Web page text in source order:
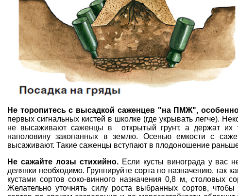
Не торопитесь с высадкой саженцев "на ПМЖ",
первых сигнальных кистей в школке (где укрывать легче).
не высаживают саженцы в открытый грунт, а держат их
наполовину закопанных в землю. Осенью емкости с
высаживают. Такие саженцы вступают в плодоношение
Не сажайте лозы стихийно. Если кусты винограда у вас
делянки необходимо. Группируйте сорта по назначению, так
кустами сортов соко-винного назначения 0,8 м,
Желательно уточнять силу роста выбранных сортов,